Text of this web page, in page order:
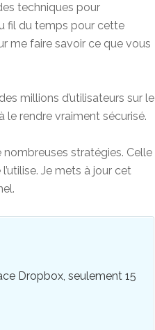
techniques pour
fil du temps pour cette
me faire savoir ce que vous
millions d’utilisateurs sur le
le rendre vraiment sécurisé.
nombreuses stratégies. Celle
Je mets à jour cet
Dropbox, seulement 15